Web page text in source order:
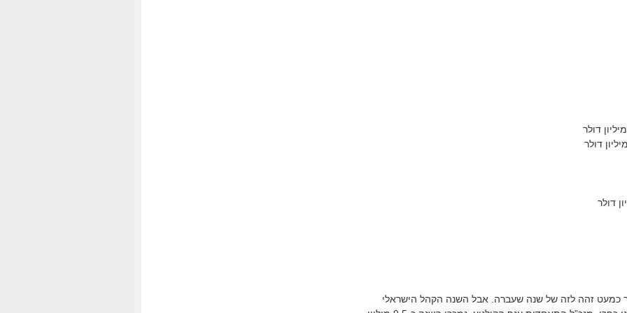
כמעט זהה לזה של שנה שעברה. אבל השנה הקהל הישראלי